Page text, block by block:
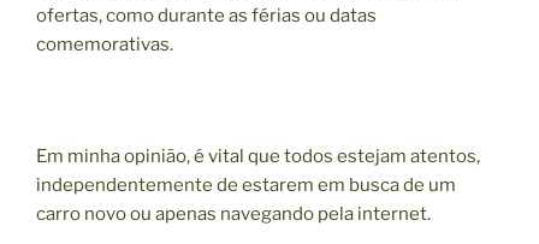
ofertas, como durante as férias ou datas
comemorativas.
Em minha opinião, é vital que todos estejam atentos,
independentemente de estarem em busca de um
carro novo ou apenas navegando pela internet.